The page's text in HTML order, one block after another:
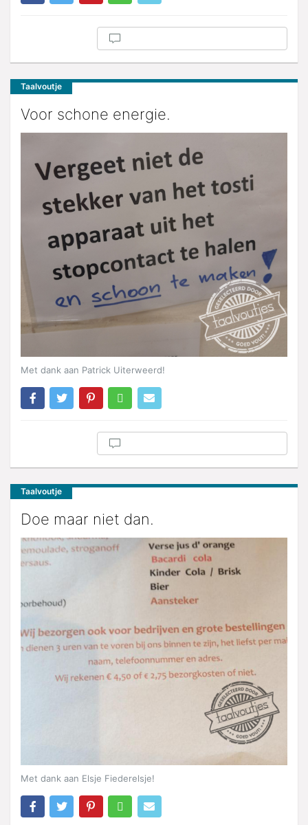
Taalvoutje
Voor schone energie.
Met dank aan Patrick Uiterweerd!
Taalvoutje
Doe maar niet dan.
Met dank aan Elsje Fiederelsje!